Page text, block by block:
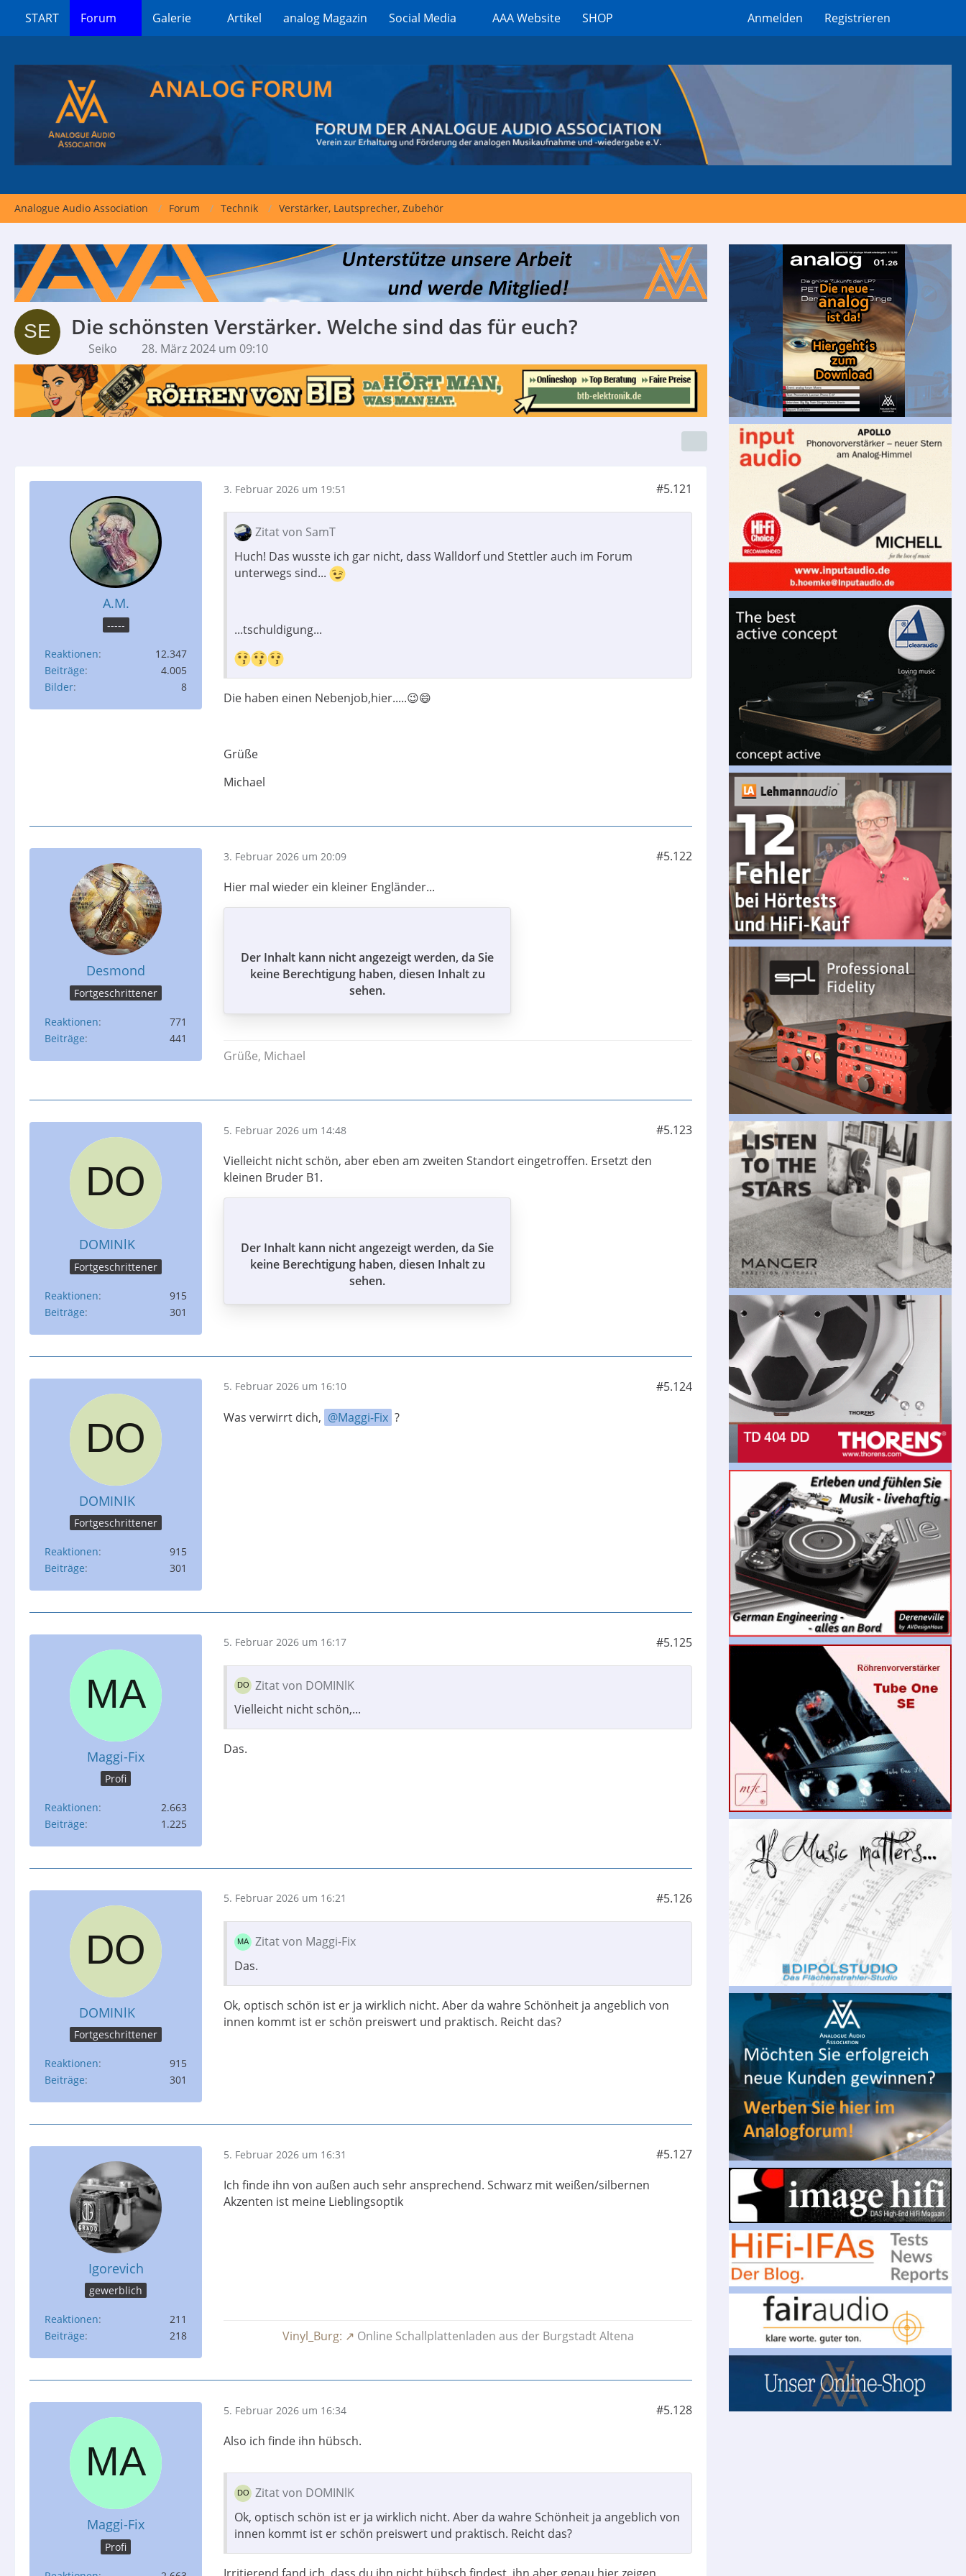
START Forum Galerie Artikel analog Magazin Social Media AAA Website SHOP Anmelden Registrieren
Analogue Audio Association Forum Technik Verstärker, Lautsprecher, Zubehör
Die schönsten Verstärker. Welche sind das für euch?
Seiko 28. März 2024 um 09:10
A.M.
-----
Reaktionen
12.347
Beiträge
4.005
Bilder
8
3. Februar 2026 um 19:51 #5.121
Zitat von SamT
Huch! Das wusste ich gar nicht, dass Walldorf und Stettler auch im Forum
unterwegs sind...
...tschuldigung...
Die haben einen Nebenjob,hier.....😉😄
Grüße
Michael
Desmond
Fortgeschrittener
Reaktionen
771
Beiträge
441
3. Februar 2026 um 20:09
#5.122
Hier mal wieder ein kleiner Engländer...
Der Inhalt kann nicht angezeigt werden, da Sie
keine Berechtigung haben, diesen Inhalt zu
sehen.
Grüße, Michael
DOMINlK
Fortgeschrittener
Reaktionen
915
Beiträge
301
5. Februar 2026 um 14:48
#5.123
Vielleicht nicht schön, aber eben am zweiten Standort eingetroffen. Ersetzt den
kleinen Bruder B1.
Der Inhalt kann nicht angezeigt werden, da Sie
keine Berechtigung haben, diesen Inhalt zu
sehen.
DOMINlK
Fortgeschrittener
Reaktionen
915
Beiträge
301
5. Februar 2026 um 16:10
#5.124
Was verwirrt dich,
Maggi-Fix ?
Maggi-Fix
Profi
Reaktionen
2.663
Beiträge
1.225
5. Februar 2026 um 16:17 #5.125
Zitat von DOMINlK
Vielleicht nicht schön,...
Das.
DOMINlK
Fortgeschrittener
Reaktionen
915
Beiträge
301
5. Februar 2026 um 16:21 #5.126
Zitat von Maggi-Fix
Das.
Ok, optisch schön ist er ja wirklich nicht. Aber da wahre Schönheit ja angeblich von
innen kommt ist er schön preiswert und praktisch. Reicht das?
Igorevich
gewerblich
Reaktionen
211
Beiträge
218
5. Februar 2026 um 16:31
#5.127
Ich finde ihn von außen auch sehr ansprechend. Schwarz mit weißen/silbernen
Akzenten ist meine Lieblingsoptik
Vinyl_Burg: Online Schallplattenladen aus der Burgstadt Altena
Maggi-Fix
Profi
5. Februar 2026 um 16:34
#5.128
Also ich finde ihn hübsch.
Zitat von DOMINlK
Ok, optisch schön ist er ja wirklich nicht. Aber da wahre Schönheit ja angeblich von
innen kommt ist er schön preiswert und praktisch. Reicht das?